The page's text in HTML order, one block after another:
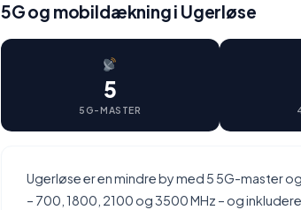
5G og mobildækning i Ugerløse
5
5G-MASTER
Ugerløse er en mindre by med 5 5G-master
– 700, 1800, 2100 og 3500 MHz – og